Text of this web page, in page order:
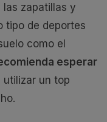
zapatillas y
tipo de deportes
como el
esperar
utilizar un top